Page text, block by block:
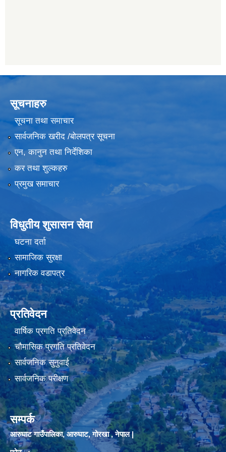
सूचनाहरु
सूचना तथा समाचार
सार्वजनिक खरीद /बोलपत्र सूचना
एन, कानुन तथा निर्देशिका
कर तथा शुल्कहरु
प्रमुख समाचार
विधुतीय शुसासन सेवा
घटना दर्ता
सामाजिक सुरक्षा
नागरिक वडापत्र
प्रतिवेदन
वार्षिक प्रगति प्रतिवेदन
चौमासिक प्रगति प्रतिवेदन
सार्वजनिक सुनुवाई
सार्वजनिक परीक्षण
सम्पर्क
आरुघाट गाउँपालिका, आरुघाट, गोरखा , नेपाल |